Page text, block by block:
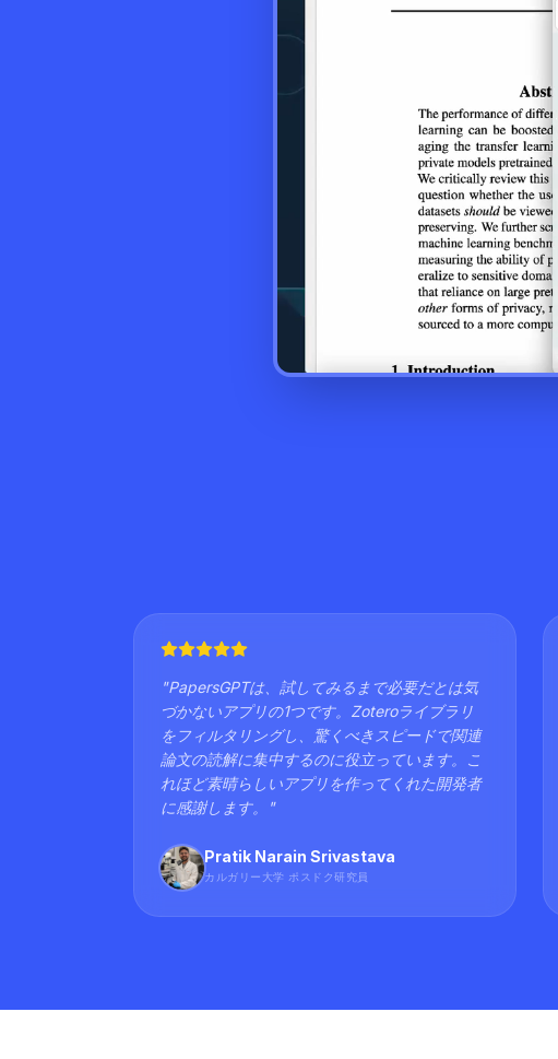
"PapersGPTは、試してみるまで必要だとは気
づかないアプリの1つです。Zoteroライブラリ
をフィルタリングし、驚くべきスピードで関連
論文の読解に集中するのに役立っています。こ
れほど素晴らしいアプリを作ってくれた開発者
に感謝します。
"
Pratik Narain Srivastava
カルガリー大学 ポスドク研究員